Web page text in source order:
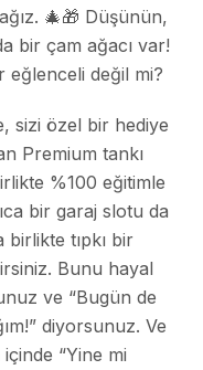
🎄🎁 Düşünün,
bir çam ağacı var!
eğlenceli değil mi?
sizi özel bir hediye
Premium tankı
%100 eğitimle
bir garaj slotu da
birlikte tıpkı bir
Bunu hayal
ve “Bugün de
diyorsunuz. Ve
“Yine mi